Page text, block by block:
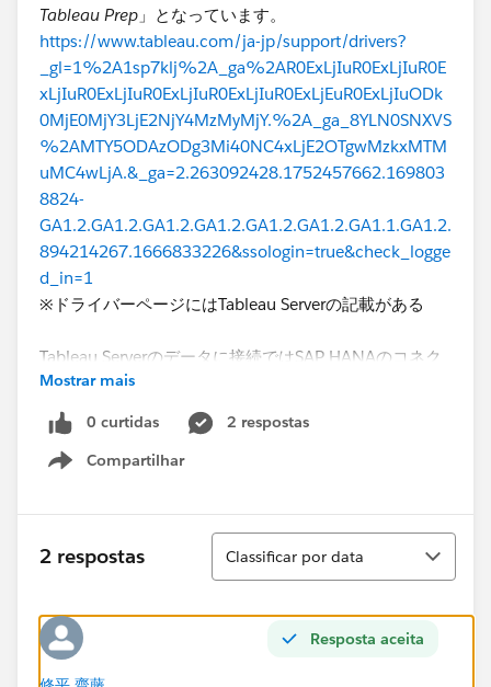
Tableau Prep 」となっています。
https://www.tableau.com/ja-jp/support/drivers?
_gl=1%2A1sp7klj%2A_ga%2AR0ExLjIuR0ExLjIuR0E
xLjIuR0ExLjIuR0ExLjIuR0ExLjIuR0ExLjEuR0ExLjIuODk
0MjE0MjY3LjE2NjY4MzMyMjY.%2A_ga_8YLN0SNXVS
%2AMTY5ODAzODg3Mi40NC4xLjE2OTgwMzkxMTM
uMC4wLjA.&_ga=2.263092428.1752457662.169803
8824-
GA1.2.GA1.2.GA1.2.GA1.2.GA1.2.GA1.2.GA1.1.GA1.2.
894214267.1666833226&ssologin=true&check_logge
d_in=1
※ドライバーページにはTableau Serverの記載がある
Tableau Serverのデータに接続ではSAP HANAのコネク
タがありませんが、ServerからSAP HANAへの接続は可
能なのでしょうか。
可能な場合、手順が記載されているURLなどをご教示い
ただけますでしょうか。
Mostrar mais
0 curtidas
2 respostas
Compartilhar
Show menu
2 respostas
Classificar
Classificar por data
Resposta aceita